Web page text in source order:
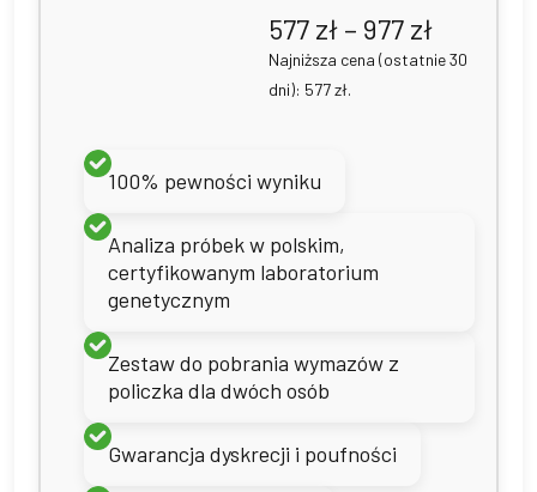
577 zł – 977 złZakres
cen:
Najniższa cena (ostatnie 30
dni): 577zł.
100% pewności wyniku
Analiza próbek w polskim,
certyfikowanym laboratorium
genetycznym
Zestaw do pobrania wymazów z
policzka dla dwóch osób
Gwarancja dyskrecji i poufności